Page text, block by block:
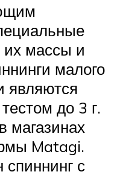
их массы и
малого
являются
до 3 г.
магазинах
Matagi.
с